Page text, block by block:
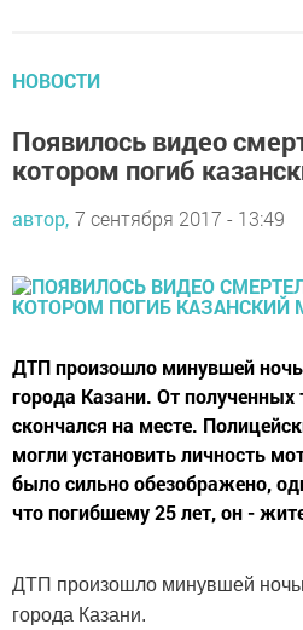
НОВОСТИ
Появилось видео
котором погиб
автор, 7 сентября 2017 - 13:49
ДТП произошло минувшей
города Казани. От
скончался на месте.
могли установить личность
было сильно обезображено,
что погибшему 25 лет, он -
ДТП произошло минувшей
города Казани.